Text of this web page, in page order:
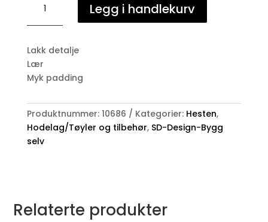
Design
høy
m/lakk
antall
Legg i handlekurv
Lakk detalje
Lær
Myk padding
Produktnummer: 10686 Kategorier: Hesten,
Hodelag/Tøyler og tilbehør, SD-Design-Bygg
selv
Relaterte produkter